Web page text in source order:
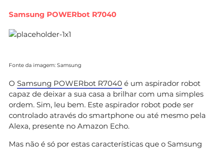
Samsung POWERbot R7040
Fonte da imagem: Samsung
O Samsung POWERbot R7040 é um aspirador robot
capaz de deixar a sua casa a brilhar com uma simples
ordem. Sim, leu bem. Este aspirador robot pode ser
controlado através do smartphone ou até mesmo pela
Alexa, presente no Amazon Echo.
Mas não é só por estas características que o Samsung